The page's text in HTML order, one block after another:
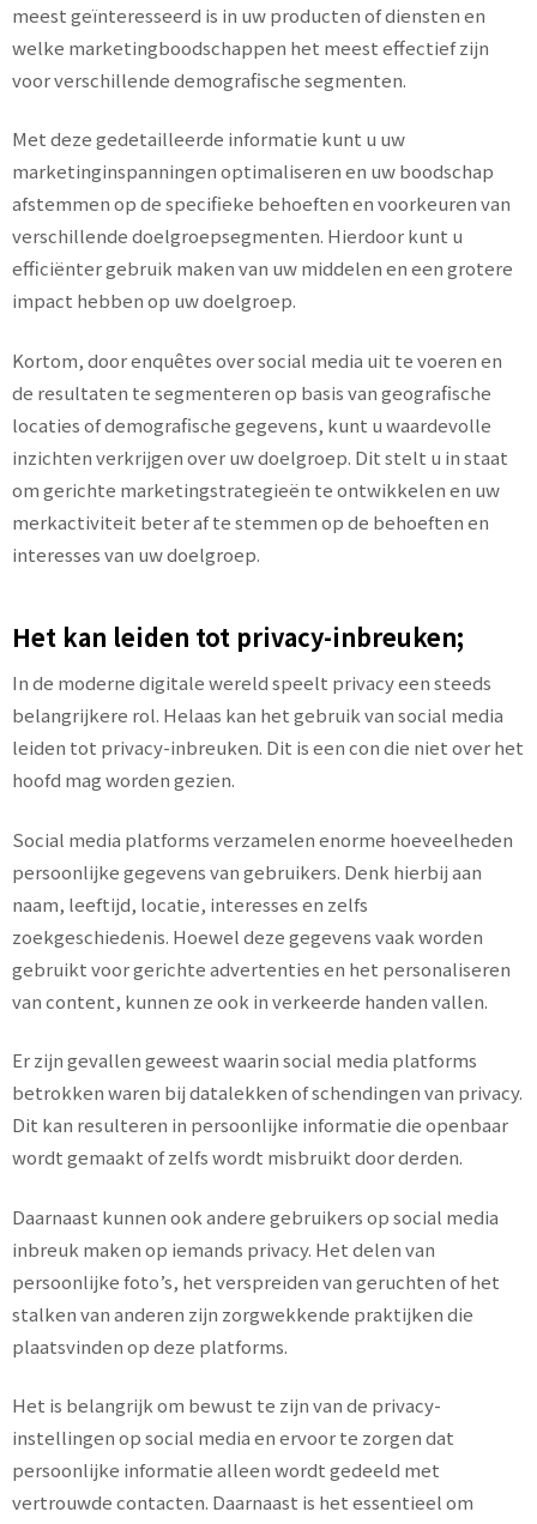
meest geïnteresseerd is in uw producten of diensten en
welke marketingboodschappen het meest effectief zijn
voor verschillende demografische segmenten.
Met deze gedetailleerde informatie kunt u uw
marketinginspanningen optimaliseren en uw boodschap
afstemmen op de specifieke behoeften en voorkeuren van
verschillende doelgroepsegmenten. Hierdoor kunt u
efficiënter gebruik maken van uw middelen en een grotere
impact hebben op uw doelgroep.
Kortom, door enquêtes over social media uit te voeren en
de resultaten te segmenteren op basis van geografische
locaties of demografische gegevens, kunt u waardevolle
inzichten verkrijgen over uw doelgroep. Dit stelt u in staat
om gerichte marketingstrategieën te ontwikkelen en uw
merkactiviteit beter af te stemmen op de behoeften en
interesses van uw doelgroep.
Het kan leiden tot privacy-inbreuken;
In de moderne digitale wereld speelt privacy een steeds
belangrijkere rol. Helaas kan het gebruik van social media
leiden tot privacy-inbreuken. Dit is een con die niet over het
hoofd mag worden gezien.
Social media platforms verzamelen enorme hoeveelheden
persoonlijke gegevens van gebruikers. Denk hierbij aan
naam, leeftijd, locatie, interesses en zelfs
zoekgeschiedenis. Hoewel deze gegevens vaak worden
gebruikt voor gerichte advertenties en het personaliseren
van content, kunnen ze ook in verkeerde handen vallen.
Er zijn gevallen geweest waarin social media platforms
betrokken waren bij datalekken of schendingen van privacy.
Dit kan resulteren in persoonlijke informatie die openbaar
wordt gemaakt of zelfs wordt misbruikt door derden.
Daarnaast kunnen ook andere gebruikers op social media
inbreuk maken op iemands privacy. Het delen van
persoonlijke foto’s, het verspreiden van geruchten of het
stalken van anderen zijn zorgwekkende praktijken die
plaatsvinden op deze platforms.
Het is belangrijk om bewust te zijn van de privacy-
instellingen op social media en ervoor te zorgen dat
persoonlijke informatie alleen wordt gedeeld met
vertrouwde contacten. Daarnaast is het essentieel om